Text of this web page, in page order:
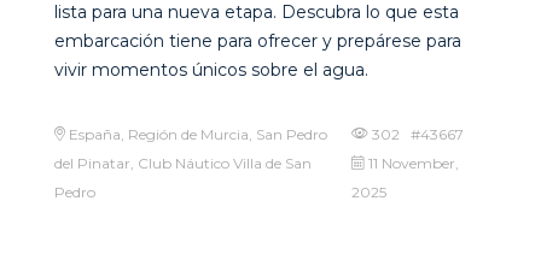
lista para una nueva etapa. Descubra lo que esta
embarcación tiene para ofrecer y prepárese para
vivir momentos únicos sobre el agua.
España, Región de Murcia, San Pedro
del Pinatar, Club Náutico Villa de San
Pedro
302 #43667
11 November,
2025